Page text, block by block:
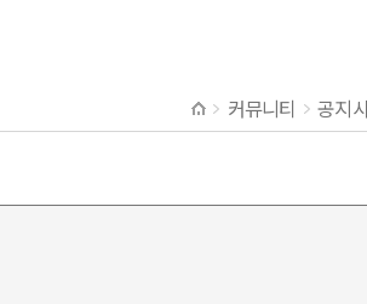
커뮤니티 공지